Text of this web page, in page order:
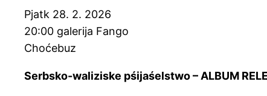
Pjatk 28. 2. 2026
20:00 galerija Fango
Choćebuz
Serbsko-waliziske pśijaśelstwo – ALBUM